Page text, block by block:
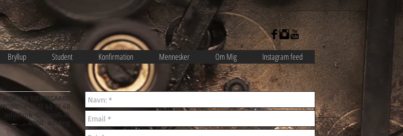
Bryllup Student Konfirmation Mennesker Om Mig Instagram feed
MORTEN BJERREGAARD
MOBIL: +45 31 40 51 40
info@mb-fotografi.dk
6000 Kolding